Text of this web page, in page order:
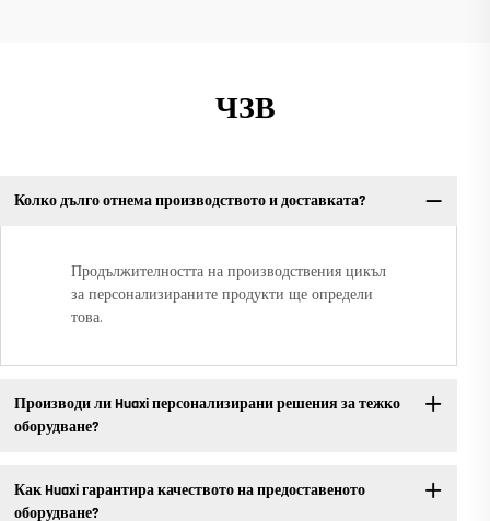
ЧЗВ
Колко дълго отнема производството и доставката?
Продължителността на производствения цикъл
за персонализираните продукти ще определи
това.
Производи ли Huaxi персонализирани решения за тежко
оборудване?
Как Huaxi гарантира качеството на предоставеното
оборудване?